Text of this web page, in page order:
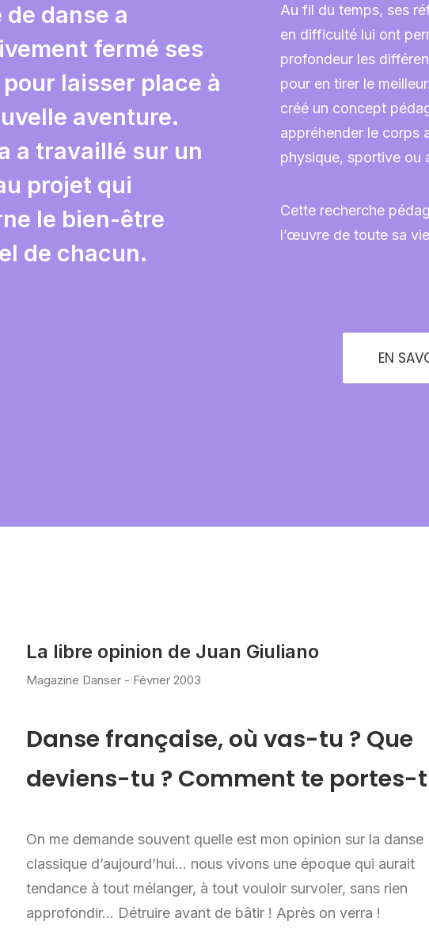
de danse a
fermé ses
laisser place à
aventure.
a travaillé sur un
projet qui
le bien-être
de chacun.
Au fil du temps, ses
en difficulté lui ont
profondeur les
pour en tirer le
créé un concept
appréhender le corps
physique, sportive ou
Cette recherche
l’œuvre de toute sa
EN
La libre opinion de Juan Giuliano
Magazine Danser - Février 2003
Danse française, où vas-tu ? Que
deviens-tu ? Comment te portes-
On me demande souvent quelle est mon opinion sur la danse
classique d’aujourd’hui… nous vivons une époque qui aurait
tendance à tout mélanger, à tout vouloir survoler, sans rien
approfondir… Détruire avant de bâtir ! Après on verra !